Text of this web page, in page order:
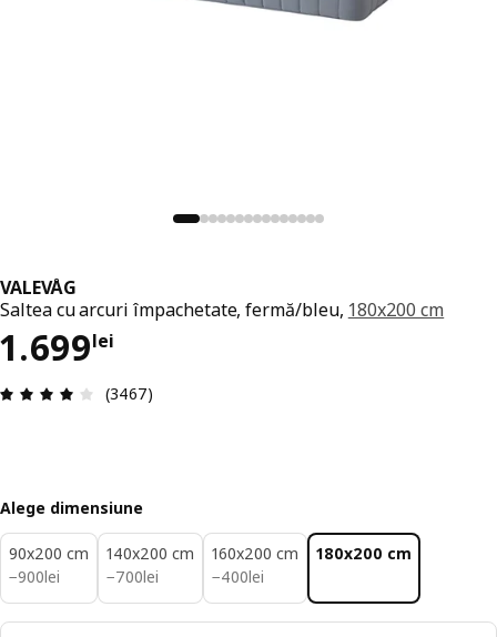
VALEVÅG
Saltea cu arcuri împachetate, fermă/bleu, 180x200 cm
1.699lei
Preț 1699lei
Prezentare generală: 4 din 5 stele Total
(3467)
Alege dimensiune
90x200 cm
−900lei
900lei
140x200 cm
−700lei
700lei
160x200 cm
−400lei
400lei
180x200 cm